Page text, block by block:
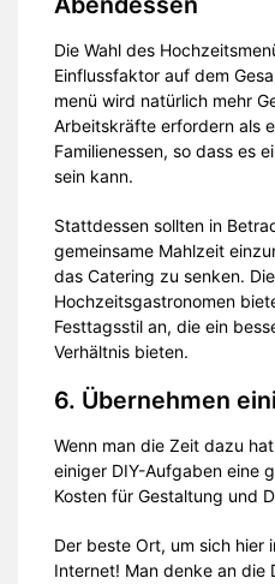
Die Wahl des
Einflussfaktor auf dem
menü wird natürlich mehr
Arbeitskräfte erfordern als
Familienessen, so dass es
sein kann.
Stattdessen sollten in
gemeinsame Mahlzeit
das Catering zu senken.
Hochzeitsgastronomen
Festtagsstil an, die ein
Verhältnis bieten.
6. Übernehmen
Wenn man die Zeit dazu
einiger DIY-Aufgaben eine
Kosten für Gestaltung und
Der beste Ort, um sich hier
Internet! Man denke an die